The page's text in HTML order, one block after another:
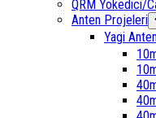
Parent
Menu
QRM Yokedici/
Current
Page
Anten Projeleri
Yagi